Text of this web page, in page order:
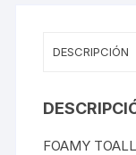
DESCRIPCIÓN
FOAMY